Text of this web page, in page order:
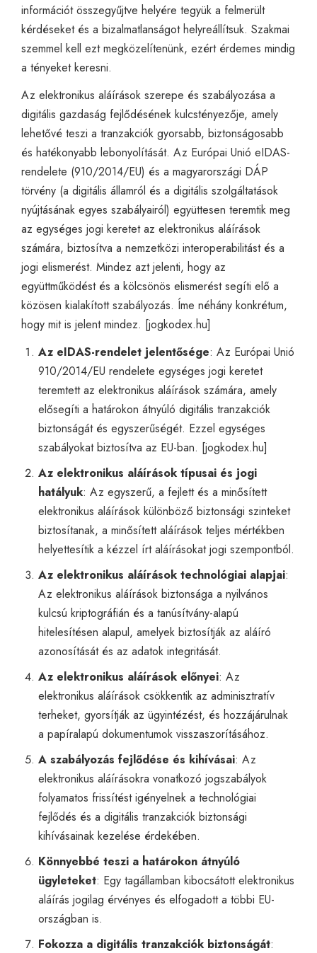
információt összegyűjtve helyére tegyük a felmerült
kérdéseket és a bizalmatlanságot helyreállítsuk. Szakmai
szemmel kell ezt megközelítenünk, ezért érdemes mindig
a tényeket keresni.
Az elektronikus aláírások szerepe és szabályozása a
digitális gazdaság fejlődésének kulcstényezője, amely
lehetővé teszi a tranzakciók gyorsabb, biztonságosabb
és hatékonyabb lebonyolítását. Az Európai Unió eIDAS-
rendelete (910/2014/EU) és a magyarországi DÁP
törvény (a digitális államról és a digitális szolgáltatások
nyújtásának egyes szabályairól) együttesen teremtik meg
az egységes jogi keretet az elektronikus aláírások
számára, biztosítva a nemzetközi interoperabilitást és a
jogi elismerést. Mindez azt jelenti, hogy az
együttműködést és a kölcsönös elismerést segíti elő a
közösen kialakított szabályozás. Íme néhány konkrétum,
hogy mit is jelent mindez. [jogkodex.hu]
Az eIDAS-rendelet jelentősége: Az Európai Unió
910/2014/EU rendelete egységes jogi keretet
teremtett az elektronikus aláírások számára, amely
elősegíti a határokon átnyúló digitális tranzakciók
biztonságát és egyszerűségét. Ezzel egységes
szabályokat biztosítva az EU-ban. [jogkodex.hu]
Az elektronikus aláírások típusai és jogi
hatályuk: Az egyszerű, a fejlett és a minősített
elektronikus aláírások különböző biztonsági szinteket
biztosítanak, a minősített aláírások teljes mértékben
helyettesítik a kézzel írt aláírásokat jogi szempontból.
Az elektronikus aláírások technológiai alapjai:
Az elektronikus aláírások biztonsága a nyilvános
kulcsú kriptográfián és a tanúsítvány-alapú
hitelesítésen alapul, amelyek biztosítják az aláíró
azonosítását és az adatok integritását.
Az elektronikus aláírások előnyei: Az
elektronikus aláírások csökkentik az adminisztratív
terheket, gyorsítják az ügyintézést, és hozzájárulnak
a papíralapú dokumentumok visszaszorításához.
A szabályozás fejlődése és kihívásai: Az
elektronikus aláírásokra vonatkozó jogszabályok
folyamatos frissítést igényelnek a technológiai
fejlődés és a digitális tranzakciók biztonsági
kihívásainak kezelése érdekében.
Könnyebbé teszi a határokon átnyúló
ügyleteket: Egy tagállamban kibocsátott elektronikus
aláírás jogilag érvényes és elfogadott a többi EU-
országban is.
Fokozza a digitális tranzakciók biztonságát: